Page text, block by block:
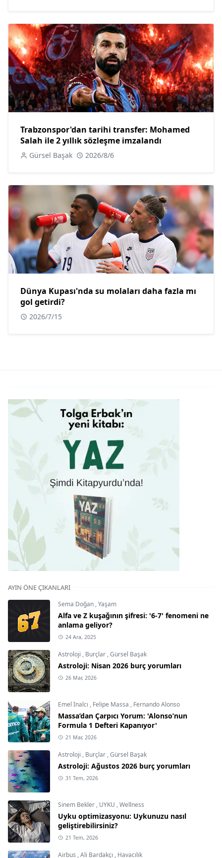
Trabzonspor'dan tarihi transfer: Mohamed
Salah ile 2 yıllık sözleşme imzalandı
Gürsel Başak 2026/8/6
Dünya Kupası'nda su molaları daha fazla mı
gol getirdi?
2026/7/15
AYIN ÖNE ÇIKANLARI
Sema Doğan ,Yaşam
Alfa ve Z kuşağının şifresi: '6-7' fenomeni ne
anlama geliyor?
24 Ara, 2025
Astroloji , Burçlar ,Gürsel Başak
Astroloji: Nisan 2026 burç yorumları
26 Mar, 2026
Emel İnalcı , Felipe Massa , Fernando Alonso
Massa’dan Çarpıcı Yorum: 'Alonso’nun
Formula 1 Defteri Kapanıyor'
21 Mar, 2026
Astroloji , Burçlar ,Gürsel Başak
Astroloji: Ağustos 2026 burç yorumları
31 Tem, 2026
Sinem Bekler , UYKU ,Wellness
Uyku optimizasyonu: Uykunuzu nasıl
geliştirebilirsiniz?
21 Tem, 2026
Airbus ,Ali Bardakçı , Havacılık